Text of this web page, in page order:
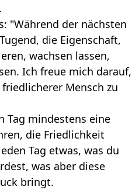
"Während der nächsten
die Eigenschaft,
wachsen lassen,
Ich freue mich darauf,
Mensch zu
Tag mindestens eine
die Friedlichkeit
Tag etwas, was du
was aber diese
bringt.